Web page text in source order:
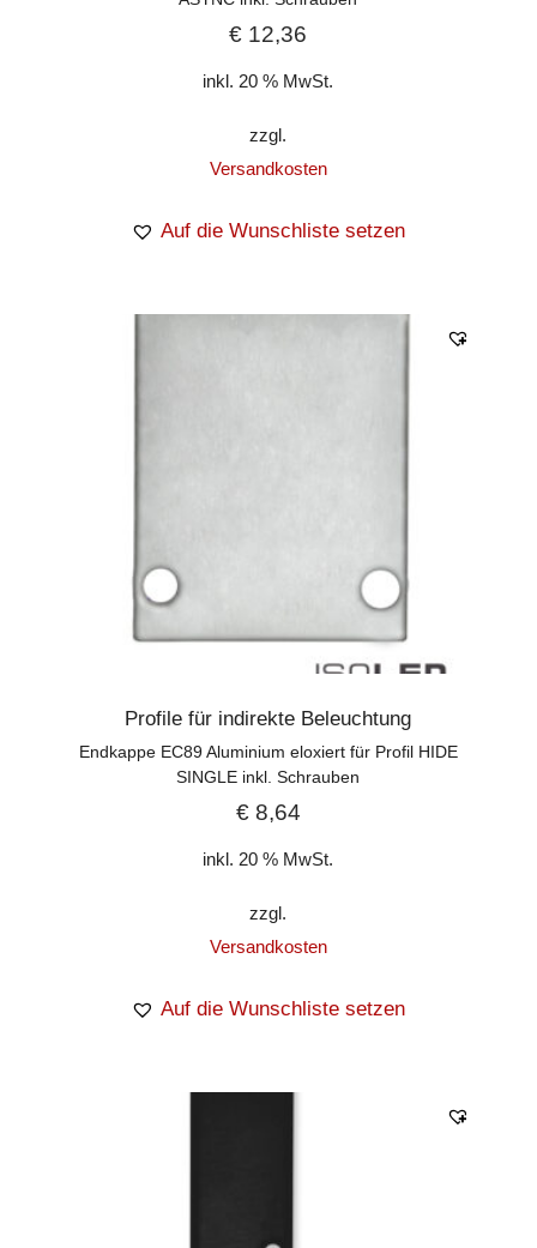
€ 12,36
inkl. 20 % MwSt.
zzgl.
Versandkosten
Auf die Wunschliste setzen
Profile für indirekte Beleuchtung
Endkappe EC89 Aluminium eloxiert für Profil HIDE
SINGLE inkl. Schrauben
€8,64
inkl. 20 % MwSt.
zzgl.
Versandkosten
Auf die Wunschliste setzen